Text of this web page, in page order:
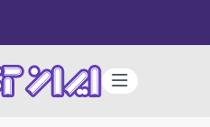
دسته‌بندی